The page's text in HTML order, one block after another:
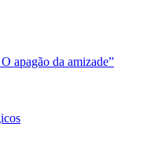
apagão da amizade”